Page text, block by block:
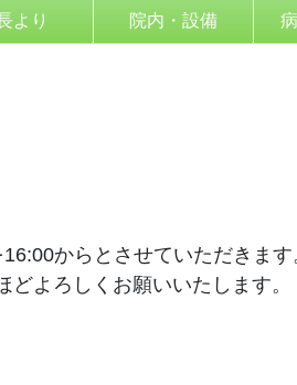
より 院内・設備
からとさせていただきます
よろしくお願いいたします。